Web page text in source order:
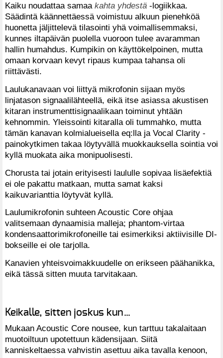
Kaiku noudattaa samaakahta yhdestä -logiikkaa.
Säädintä käännettäessä voimistuu alkuun pienehköä
huonetta jäljittelevä tilasointi yhä voimallisemmaksi,
kunnes iltapäivän puolella vuoroon tulee avaramman
hallin humahdus. Kumpikin on käyttökelpoinen, mutta
omaan korvaan kevyt ripaus kumpaa tahansa oli
riittävästi.
Laulukanavaan voi liittyä mikrofonin sijaan myös
linjatason signaalilähteellä, eikä itse asiassa akustisen
kitaran instrumenttisignaalikaan toiminut yhtään
kehnommin. Yleissointi kitaralla oli tummahko, mutta
tämän kanavan kolmialueisella eq:lla ja Vocal Clarity -
painokytkimen takaa löytyvällä muokkauksella sointia voi
kyllä muokata aika monipuolisesti.
Chorusta tai jotain erityisesti laululle sopivaa lisäefektiä
ei ole pakattu matkaan, mutta samat kaksi
kaikuvarianttia löytyvät kyllä.
Laulumikrofonin suhteen Acoustic Core ohjaa
valitsemaan dynaamisia malleja; phantom-virtaa
kondensaattorimikrofoneille tai esimerkiksi aktiivisille DI-
bokseille ei ole tarjolla.
Kanavien yhteisvoimakkuudelle on erikseen päähanikka,
eikä tässä sitten muuta tarvitakaan.
Keikalle, sitten joskus kun…
Mukaan Acoustic Core nousee, kun tarttuu takalaitaan
muotoiltuun upotettuun kädensijaan. Siitä
kanniskeltaessa vahvistin asettuu aika tavalla kenoon,